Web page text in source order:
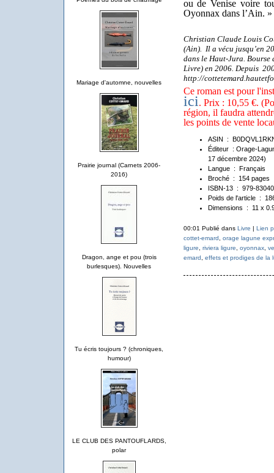
Mariage d'automne, nouvelles
Prairie journal (Carnets 2006-
2016)
Dragon, ange et pou (trois
burlesques). Nouvelles
Tu écris toujours ? (chroniques,
humour)
LE CLUB DES PANTOUFLARDS,
polar
ou de Venise voire
Oyonnax dans l’Ain. »
Christian Claude Louis
(Ain). Il a vécu jusqu’en
dans le Haut-Jura.
Livre) en 2006. Depuis
http://
Ce roman est pour
ici. Prix : 10,55 €.
région, il faudra
les points de vente
ASIN ‏ : ‎
Éditeur ‏ :
17 décembre 2024)
Langue ‏ : ‎ Français
Broché ‏ : ‎
154 pages
ISBN-13 ‏ : ‎ 979-
Poids de l'article ‏ : ‎
Dimensions ‏ : ‎
11 x
00:01 Publié dans Livre | Lien
cottet-emard
orage lagune
ligure
riviera ligure oyonnax,
emard
effets et prodiges de la